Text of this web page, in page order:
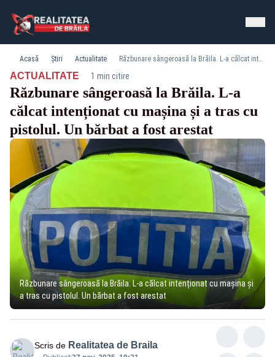
Acasă Știri Actualitate Răzbunare sângeroasă la Brăila. L-a călcat intenționat cu mașina și a tras cu pistolul. Un bărbat a fost arestat
ACTUALITATE· 1 min citire
Răzbunare sângeroasă la Brăila. L-a
călcat intenționat cu mașina și a tras cu
pistolul. Un bărbat a fost arestat
Răzbunare sângeroasă la Brăila. L-a călcat intenționat cu mașina și
a tras cu pistolul. Un bărbat a fost arestat
Scris de Realitatea de Braila